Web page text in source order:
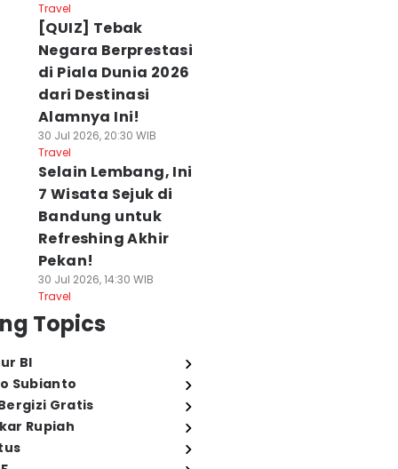
Travel
[QUIZ] Tebak
Negara Berprestasi
di Piala Dunia 2026
dari Destinasi
Alamnya Ini!
30 Jul 2026, 20:30 WIB
Travel
Selain Lembang, Ini
7 Wisata Sejuk di
Bandung untuk
Refreshing Akhir
Pekan!
30 Jul 2026, 14:30 WIB
Travel
Topics
BI
Subianto
Gratis
Rupiah